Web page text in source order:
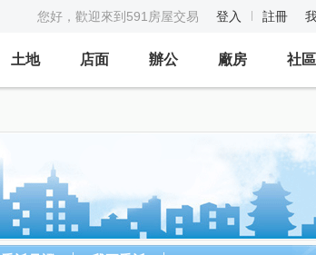
您好，歡迎來到591房屋交易 登入 註冊
土地 店面 辦公 廠房 社